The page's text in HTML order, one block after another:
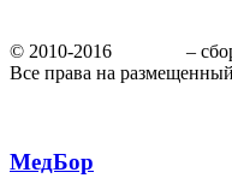
© 2010-2016
–
Все права на
МедБор